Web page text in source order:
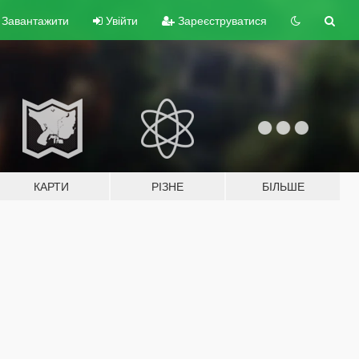
Увійти Зареєструватися
КАРТИ РІЗНЕ БІЛЬШЕ